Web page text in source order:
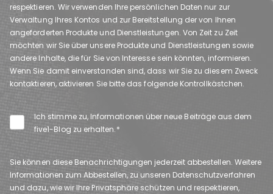
respektieren. Wir verwenden Ihre persönlichen Daten nur zur
Verwaltung Ihres Kontos und zur Bereitstellung der von Ihnen
angeforderten Produkte und Dienstleistungen. Von Zeit zu Zeit
möchten wir Sie über unsere Produkte und Dienstleistungen sowie
andere Inhalte, die für Sie von Interesse sein könnten, informieren.
Wenn Sie damit einverstanden sind, dass wir Sie zu diesem Zweck
kontaktieren, aktivieren Sie bitte das folgende Kontrollkästchen.
Ich stimme zu, Informationen über neue Beiträge aus dem
five1-Blog zu erhalten.*
Sie können diese Benachrichtigungen jederzeit abbestellen. Weitere
Informationen zum Abbestellen, zu unseren Datenschutzverfahren
und dazu, wie wir Ihre Privatsphäre schützen und respektieren,